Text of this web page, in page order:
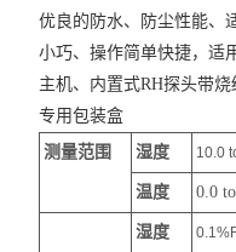
优良的防水、防尘性能、
小巧、操作简单快捷，适
主机、内置式RH探头带
专用包装盒
测量范围 湿度 10.0
温度 0.0
湿度